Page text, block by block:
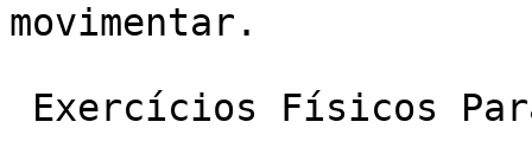
movimentar.